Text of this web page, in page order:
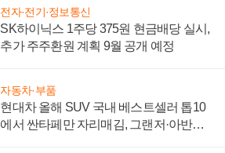
전자·전기·정보통신
SK하이닉스 1주당 375원 현금배당 실시,
추가 주주환원 계획 9월 공개 예정
자동차·부품
현대차 올해 SUV 국내 베스트셀러 톱10
에서 싼타페만 자리매김, 그랜저·아반떼